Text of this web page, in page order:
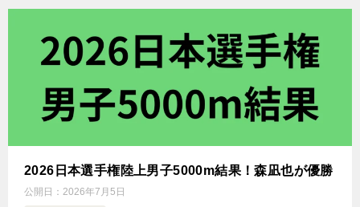
2026日本選手権陸上男子5000m結果！森凪也が優勝
公開日： 2026年7月5日